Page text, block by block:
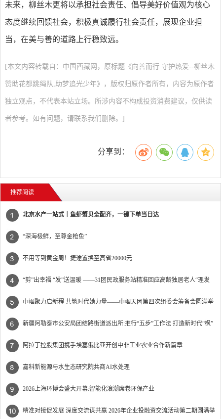
未来，柳丝木更将以承担社会责任、倡导美好价值观为核心
态度继续回馈社会，积极真诚履行社会责任，展现企业担
当，在美与善的道路上行稳致远。
[本文内容转载自：中国西藏网，原标题《向善而行 守护热爱--柳丝木
赞助花都跳绳队,助梦追光少年》，版权归原作者所有，内容为原作者
独立观点，不代表本站立场。所涉内容不构成投资消费建议，仅供读
者参考。如有问题，请联系我们删除。]
分享到：
推荐阅读
北京水产一站式｜鱼虾蟹贝全配齐，一键下单当日达
“深海极鲜，至尊金枪鱼”
不用等到黄金周！捷途置换至高省20000元
“剪”出幸福 “发”送温暖 ——31团民政服务站精准回应高龄独居老人“理发
难”
巾帼聚力启新程 共筑时代她力量——巾帼天团第四次组委会筹备会圆满举
办
新疆阿勒泰市公安局团结路街道派出所:推行“五步”工作法 打造新时代“枫”
景线
阿拉丁控股集团携手埃塞俄比亚开创中非工业农业合作新篇章
嘉科新能源与水生态研究院共商AI水处理
2026上海环博会盛大开幕:智能化浪潮席卷环保产业
精准对接促发展 深度交流谋共赢 2026年企业投融资交流活动第二期圆满举